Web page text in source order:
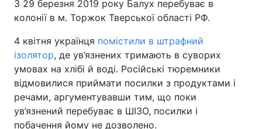
З 29 березня 2019 року Балух перебуває в
колонії в м. Торжок Тверської області РФ.
4 квітня українця помістили в штрафний
ізолятор, де ув’язнених тримають в суворих
умовах на хлібі й воді. Російські тюремники
відмовилися приймати посилки з продуктами і
речами, аргументувавши тим, що поки
ув’язнений перебуває в ШІЗО, посилки і
побачення йому не дозволено.